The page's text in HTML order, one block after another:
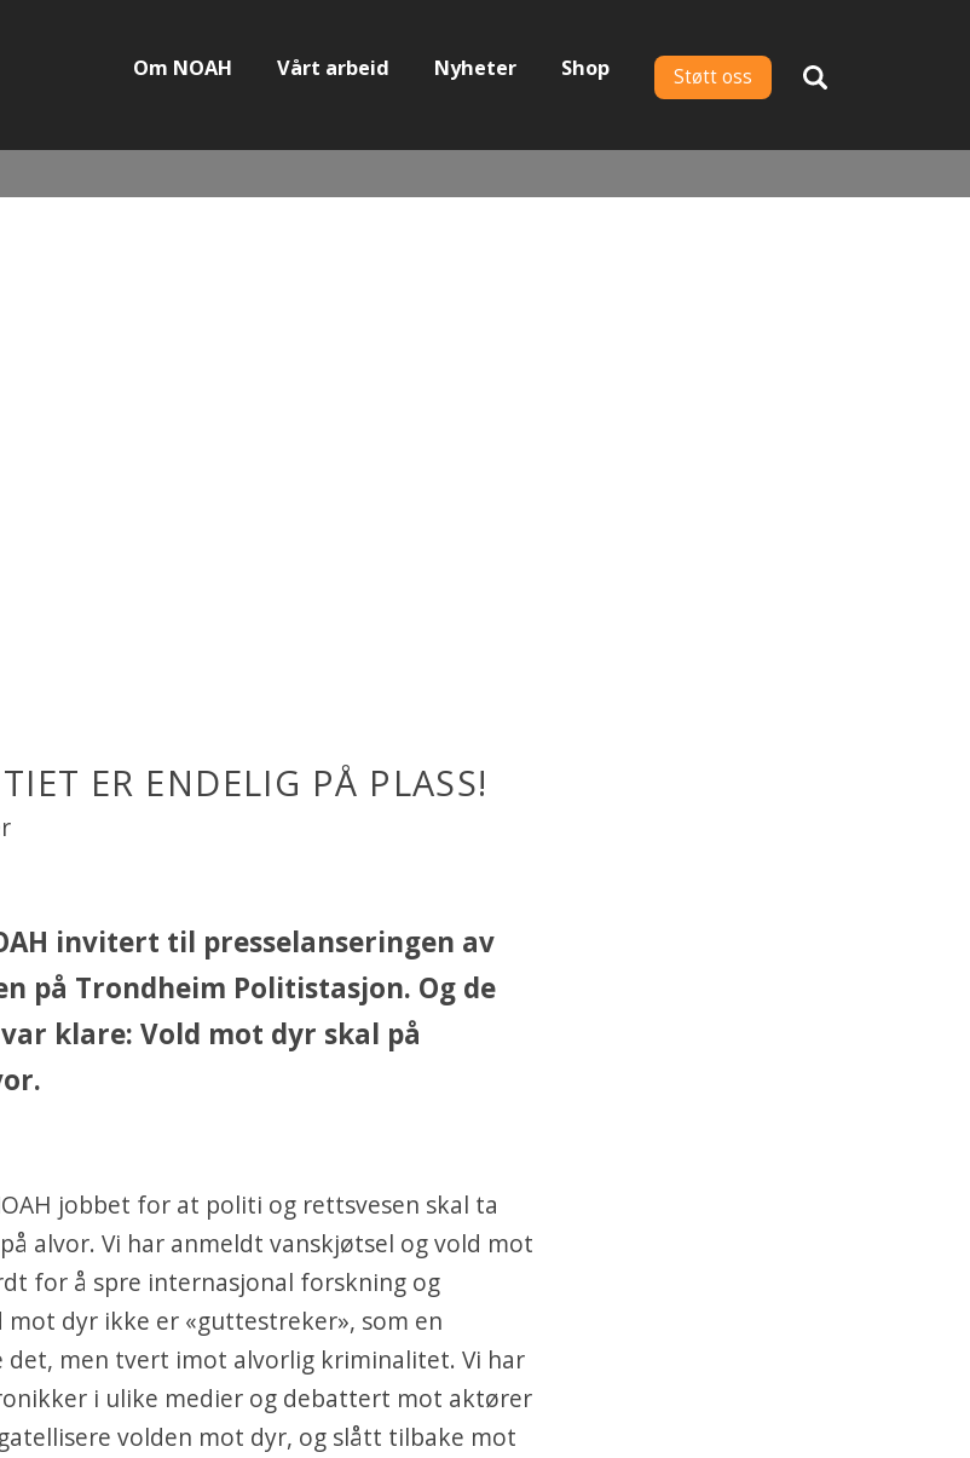
Støtt oss
Om NOAH Vårt arbeid Nyheter Shop
ER ENDELIG PÅ PLASS!
invitert til presselanseringen av
på Trondheim Politistasjon. Og de
klare: Vold mot dyr skal på
jobbet for at politi og rettsvesen skal ta
alvor. Vi har anmeldt vanskjøtsel og vold mot
for å spre internasjonal forskning og
dyr ikke er «guttestreker», som en
men tvert imot alvorlig kriminalitet. Vi har
i ulike medier og debattert mot aktører
volden mot dyr, og slått tilbake mot